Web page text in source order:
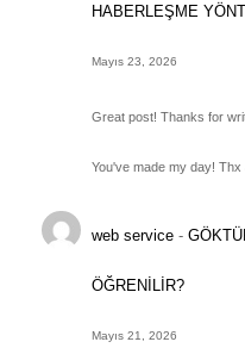
HABERLEŞME
Mayıs 23, 2026
Great post! Thanks for
You've made my day! Thx
web service -
ÖĞRENİLİR?
Mayıs 21, 2026